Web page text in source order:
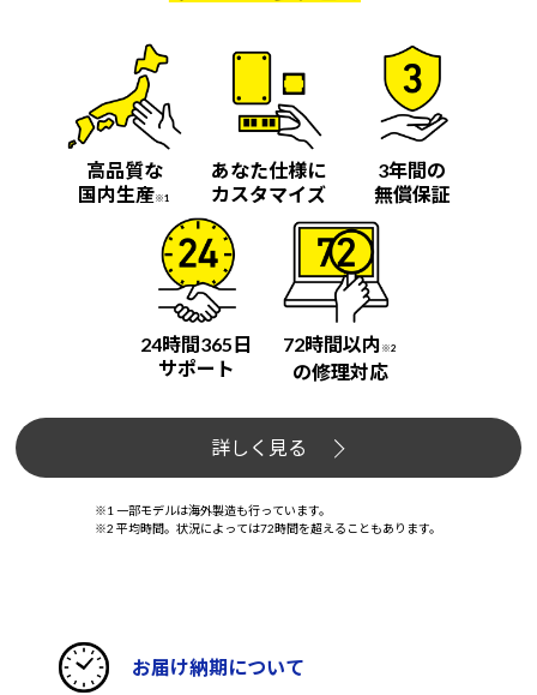
高品質な
国内生産※1
あなた仕様に
カスタマイズ
3年間の
無償保証
24時間365日
サポート
72時間以内 ※2
の修理対応
詳しく見る
※1 一部モデルは海外製造も行っています。
※2 平均時間。状況によっては72時間を超えることもあります。
お届け納期について